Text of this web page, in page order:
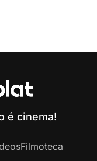
é cinema!
Filmoteca